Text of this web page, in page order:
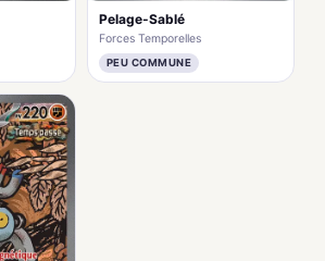
Pelage-Sablé
Forces Temporelles
PEU COMMUNE